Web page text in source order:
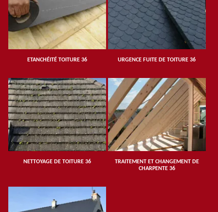
ETANCHÉITÉ TOITURE 36 URGENCE FUITE DE TOITURE 36
NETTOYAGE DE TOITURE 36
TRAITEMENT ET CHANGEMENT DE
CHARPENTE 36